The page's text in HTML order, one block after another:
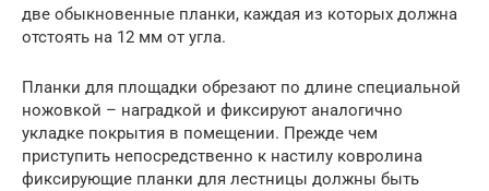
две обыкновенные планки, каждая из которых должна
отстоять на 12 мм от угла.
Планки для площадки обрезают по длине специальной
ножовкой – наградкой и фиксируют аналогично
укладке покрытия в помещении. Прежде чем
приступить непосредственно к настилу ковролина
фиксирующие планки для лестницы должны быть